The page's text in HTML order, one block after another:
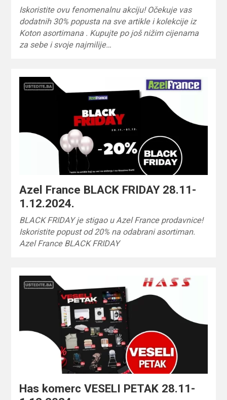
Iskoristite ovu fenomenalnu akciju! Očekuje vas
dodatnih 30% popusta na sve artikle i kolekcije iz
Koton asortimana . Kupujte po još nižim cijenama
za sebe i svoje najmilije…
Azel France BLACK FRIDAY 28.11-
1.12.2024.
BLACK FRIDAY je stigao u Azel France prodavnice!
Iskoristite popust od 20% na odabrani asortiman.
Azel France BLACK FRIDAY
Has komerc VESELI PETAK 28.11-